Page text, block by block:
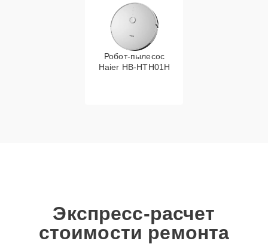
Робот-пылесос
Haier HB-HTH01H
Экспресс-расчет
стоимости ремонта